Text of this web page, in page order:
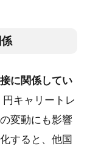
に関係してい
キャリートレ
変動にも影響
すると、他国